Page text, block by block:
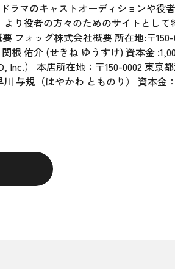
ラマのキャストオーディションや役
り役者の方々のためのサイトとして
フォッグ株式会社概要 所在地:〒
根 佑介 (せきね ゆうすけ) 資本金
Inc.） 本店所在地：〒150-0002 東京
与規（はやかわ とものり） 資本金